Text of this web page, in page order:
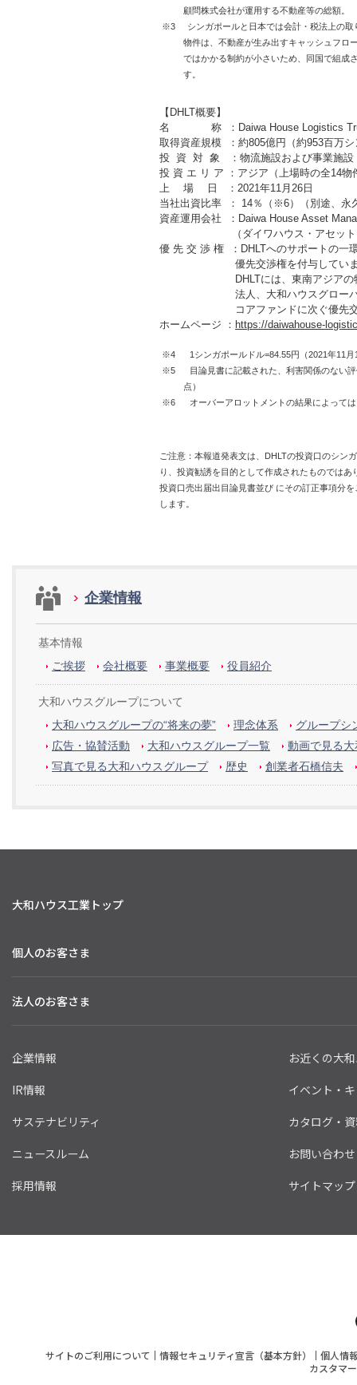
顧問株式会社が運用する不動産等の総額。
※3 シンガポールと日本では会計・税法上の取
物件は、不動産が生み出すキャッシュフロ
ではかかる制約が小さいため、同国で組成
す。
【DHLT概要】
名 称 ：Daiwa House Logistics Trust
取得資産規模 ：約805億円（約953百万
投 資 対 象 ：物流施設および事業施設
投 資 エ リ ア ：アジア（上場時の全14物
上 場 日 ：2021年11月26日
当社出資比率 ： 14％（※6）（別途、永
資産運用会社 ：Daiwa House Asset
（ダイワハウス・アセットマネ
優 先 交 渉 権 ：DHLTへのサポートの
優先交渉権を付与していま
DHLTには、東南アジアの物件は
法人、 大和ハウスグロー
コアファンドに次ぐ優先
ホームページ ： https://daiwahouse-
※4 1シンガポールドル=84.55円（2021年11月
※5 目論見書に記載された、利害関係のない評
点）
※6 オーバーアロットメントの結果によっては
ご注意：本報道発表文は、DHLTの投資口のシン
り、投資勧誘を目的として作成されたものでは
投資口売出届出目論見書並び にその訂正事項分
します。
企業情報
基本情報
ご挨拶
会社概要 事業概要 役員紹介
大和ハウスグループについて
大和ハウスグループの“将来の夢”
理念体系
グループシ
広告・協賛活動
大和ハウスグループ一覧
動画で見る
写真で見る大和ハウスグループ
歴史 創業者石橋信夫
大和ハウス工業トップ
個人のお客さま
法人のお客さま
企業情報
IR情報
サステナビリティ
ニュースルーム
採用情報
お近くの大
イベント・
カタログ・
お問い合わせ
サイトマップ
サイトのご利用について 情報セキュリティ宣言（基本方針）
個人情
カスタマ